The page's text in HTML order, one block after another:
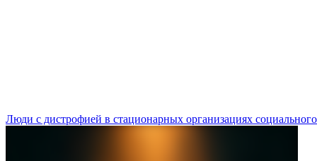
Люди с дистрофией в стационарных организациях